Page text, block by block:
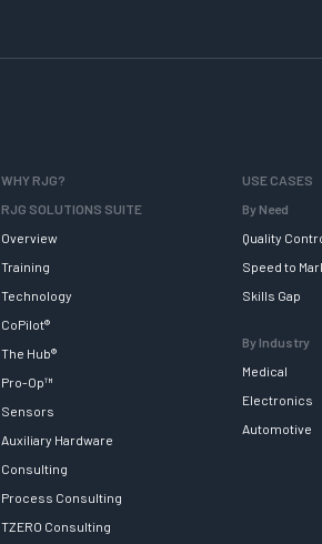
WHY RJG?
RJG SOLUTIONS SUITE
Overview
Training
Technology
CoPilot®
The Hub®
Pro-Op™
Sensors
Auxiliary Hardware
Consulting
Process Consulting
TZERO Consulting
USE CASES
By Need
Quality
Speed to
Skills Gap
By Industry
Medical
Electronics
Automotive